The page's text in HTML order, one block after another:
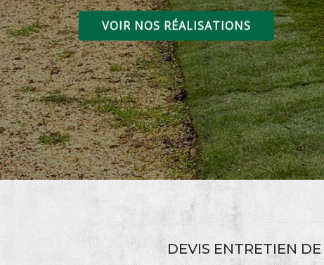
VOIR NOS RÉALISATIONS
DEVIS ENTRETIEN